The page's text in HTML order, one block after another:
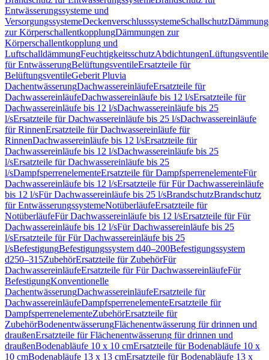
Entwässerungssysteme und
VersorgungssystemeDeckenverschlusssystemeSchallschutz
zur KörperschallentkopplungDämmungen zur
Körperschallentkopplung und
LuftschalldämmungFeuchtigkeitsschutzAbdichtungenLüftungsventile
für EntwässerungBelüftungsventileErsatzteile für
BelüftungsventileGeberit Pluvia
DachentwässerungDachwassereinläufeErsatzteile für
DachwassereinläufeDachwassereinläufe bis 12 l/sErsatzteile für
Dachwassereinläufe bis 12 l/sDachwassereinläufe bis 25
l/sErsatzteile für Dachwassereinläufe bis 25 l/sDachwassereinläufe
für RinnenErsatzteile für Dachwassereinläufe für
RinnenDachwassereinläufe bis 12 l/sErsatzteile für
Dachwassereinläufe bis 12 l/sDachwassereinläufe bis 25
l/sErsatzteile für Dachwassereinläufe bis 25
l/sDampfsperrenelementeErsatzteile für DampfsperrenelementeFür
Dachwassereinläufe bis 12 l/sErsatzteile für Für Dachwassereinläufe
bis 12 l/sFür Dachwassereinläufe bis 25 l/sBrandschutzBrandschutz
für EntwässerungssystemeNotüberläufeErsatzteile für
NotüberläufeFür Dachwassereinläufe bis 12 l/sErsatzteile für Für
Dachwassereinläufe bis 12 l/sFür Dachwassereinläufe bis 25
l/sErsatzteile für Für Dachwassereinläufe bis 25
l/sBefestigungBefestigungssystem d40–200Befestigungssystem
d250–315ZubehörErsatzteile für ZubehörFür
DachwassereinläufeErsatzteile für Für DachwassereinläufeFür
BefestigungKonventionelle
DachentwässerungDachwassereinläufeErsatzteile für
DachwassereinläufeDampfsperrenelementeErsatzteile für
DampfsperrenelementeZubehörErsatzteile für
ZubehörBodenentwässerungFlächenentwässerung für drinnen und
draußenErsatzteile für Flächenentwässerung für drinnen und
draußenBodenabläufe 10 x 10 cmErsatzteile für Bodenabläufe 10 x
10 cmBodenabläufe 13 x 13 cmErsatzteile für Bodenabläufe 13 x